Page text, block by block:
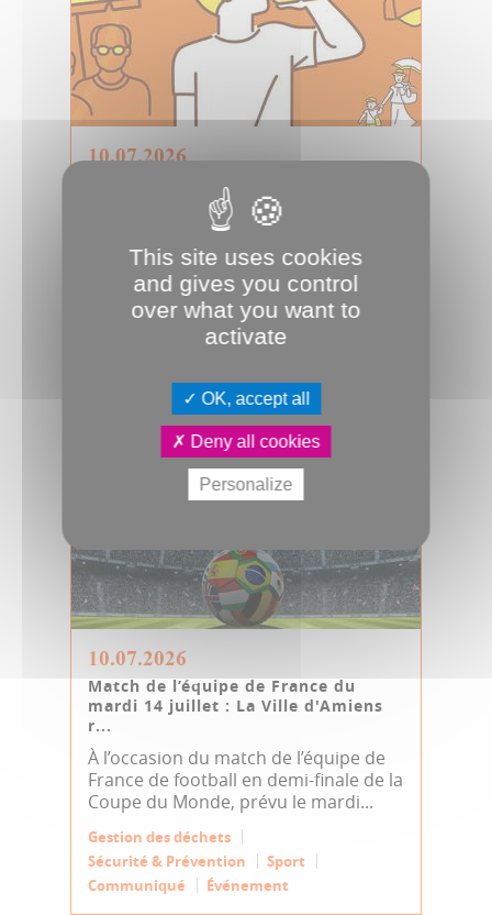
10.07.2026
Fortes chaleurs : la Ville d'Amiens
pleinement mobilisée pour
Alors que les températures estivales
s'installent, la Ville d'Amiens est
pleinement mobilisée pour
permettr...
10.07.2026
Match de l’équipe de France du
mardi 14 juillet : La Ville d'Amiens
r...
À l’occasion du match de l’équipe de
France de football en demi-finale de la
Coupe du Monde, prévu le mardi...
Gestion des déchets
Sécurité & Prévention
Sport
Communiqué
Événement
This site uses cookies
and gives you control
over what you want to
activate
OK, accept all
Deny all cookies
Personalize